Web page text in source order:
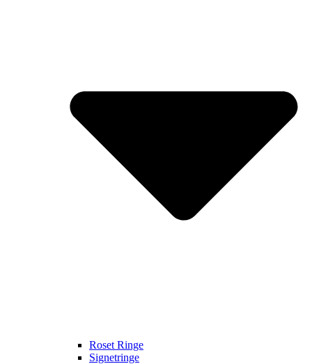
Roset Ringe
Signetringe